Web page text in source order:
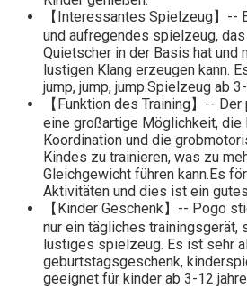
【Interessantes Spielzeug】--
und aufregendes spielzeug,
Quietscher in der Basis hat und
lustigen Klang erzeugen kann.
jump, jump, jump.Spielzeug ab
【Funktion des Training】--
eine großartige Möglichkeit, die
Koordination und die
Kindes zu trainieren, was zu
Gleichgewicht führen kann.Es
Aktivitäten und dies ist ein
【Kinder Geschenk】-- Pogo
nur ein tägliches trainingsgerät,
lustiges spielzeug. Es ist sehr
geburtstagsgeschenk,
geeignet für kinder ab 3-12